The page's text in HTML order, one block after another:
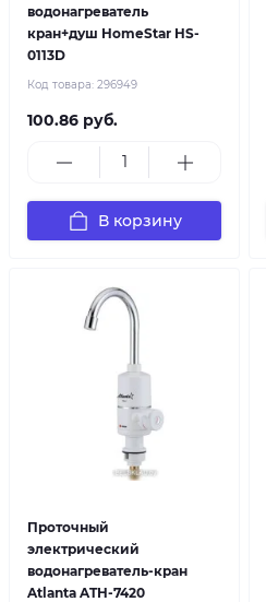
водонагреватель
кран+душ HomeStar HS-
0113D
Код товара: 296949
100.86 руб.
В корзину
Проточный
электрический
водонагреватель-кран
Atlanta ATH-7420